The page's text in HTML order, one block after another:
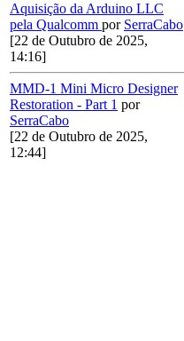
Aquisição da Arduino LLC
pela Qualcomm por SerraCabo
[22 de Outubro de 2025,
14:16]
MMD-1 Mini Micro Designer
Restoration - Part 1 por
SerraCabo
[22 de Outubro de 2025,
12:44]